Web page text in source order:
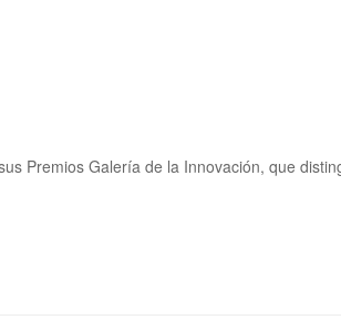
Premios Galería de la Innovación, que